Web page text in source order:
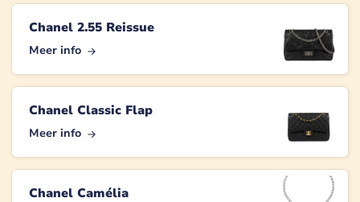
Chanel 2.55 Reissue
Meer info
Chanel Classic Flap
Meer info
Chanel Camélia